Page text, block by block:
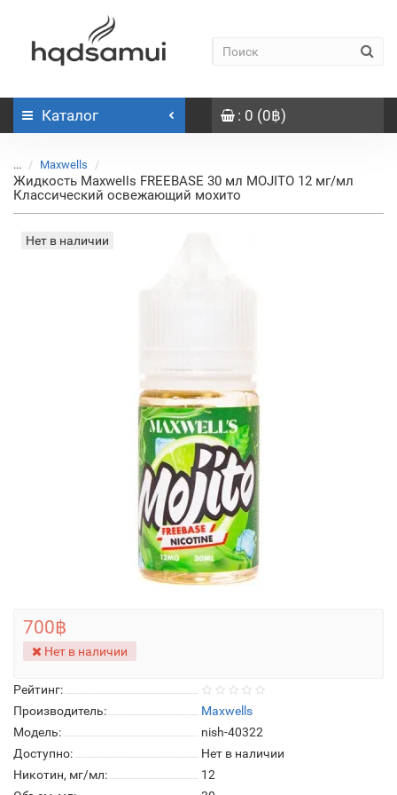
Каталог : 0 (0฿)
... Maxwells
Жидкость Maxwells FREEBASE 30 мл MOJITO 12 мг/мл
Классический освежающий мохито
Нет в наличии
Рейтинг:
Производитель:
Maxwells
Модель:
nish-40322
Доступно:
Нет в наличии
Никотин, мг/мл:
12
700฿
Нет в наличии